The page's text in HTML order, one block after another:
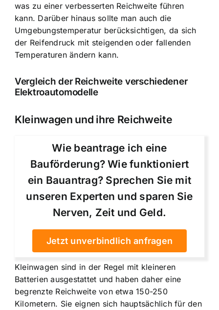
was zu einer verbesserten Reichweite führen
kann. Darüber hinaus sollte man auch die
Umgebungstemperatur berücksichtigen, da sich
der Reifendruck mit steigenden oder fallenden
Temperaturen ändern kann.
Vergleich der Reichweite verschiedener
Elektroautomodelle
Kleinwagen und ihre Reichweite
Wie beantrage ich eine
Bauförderung? Wie funktioniert
ein Bauantrag? Sprechen Sie mit
unseren Experten und sparen Sie
Nerven, Zeit und Geld.
Jetzt unverbindlich anfragen
Kleinwagen sind in der Regel mit kleineren
Batterien ausgestattet und haben daher eine
begrenzte Reichweite von etwa 150-250
Kilometern. Sie eignen sich hauptsächlich für den